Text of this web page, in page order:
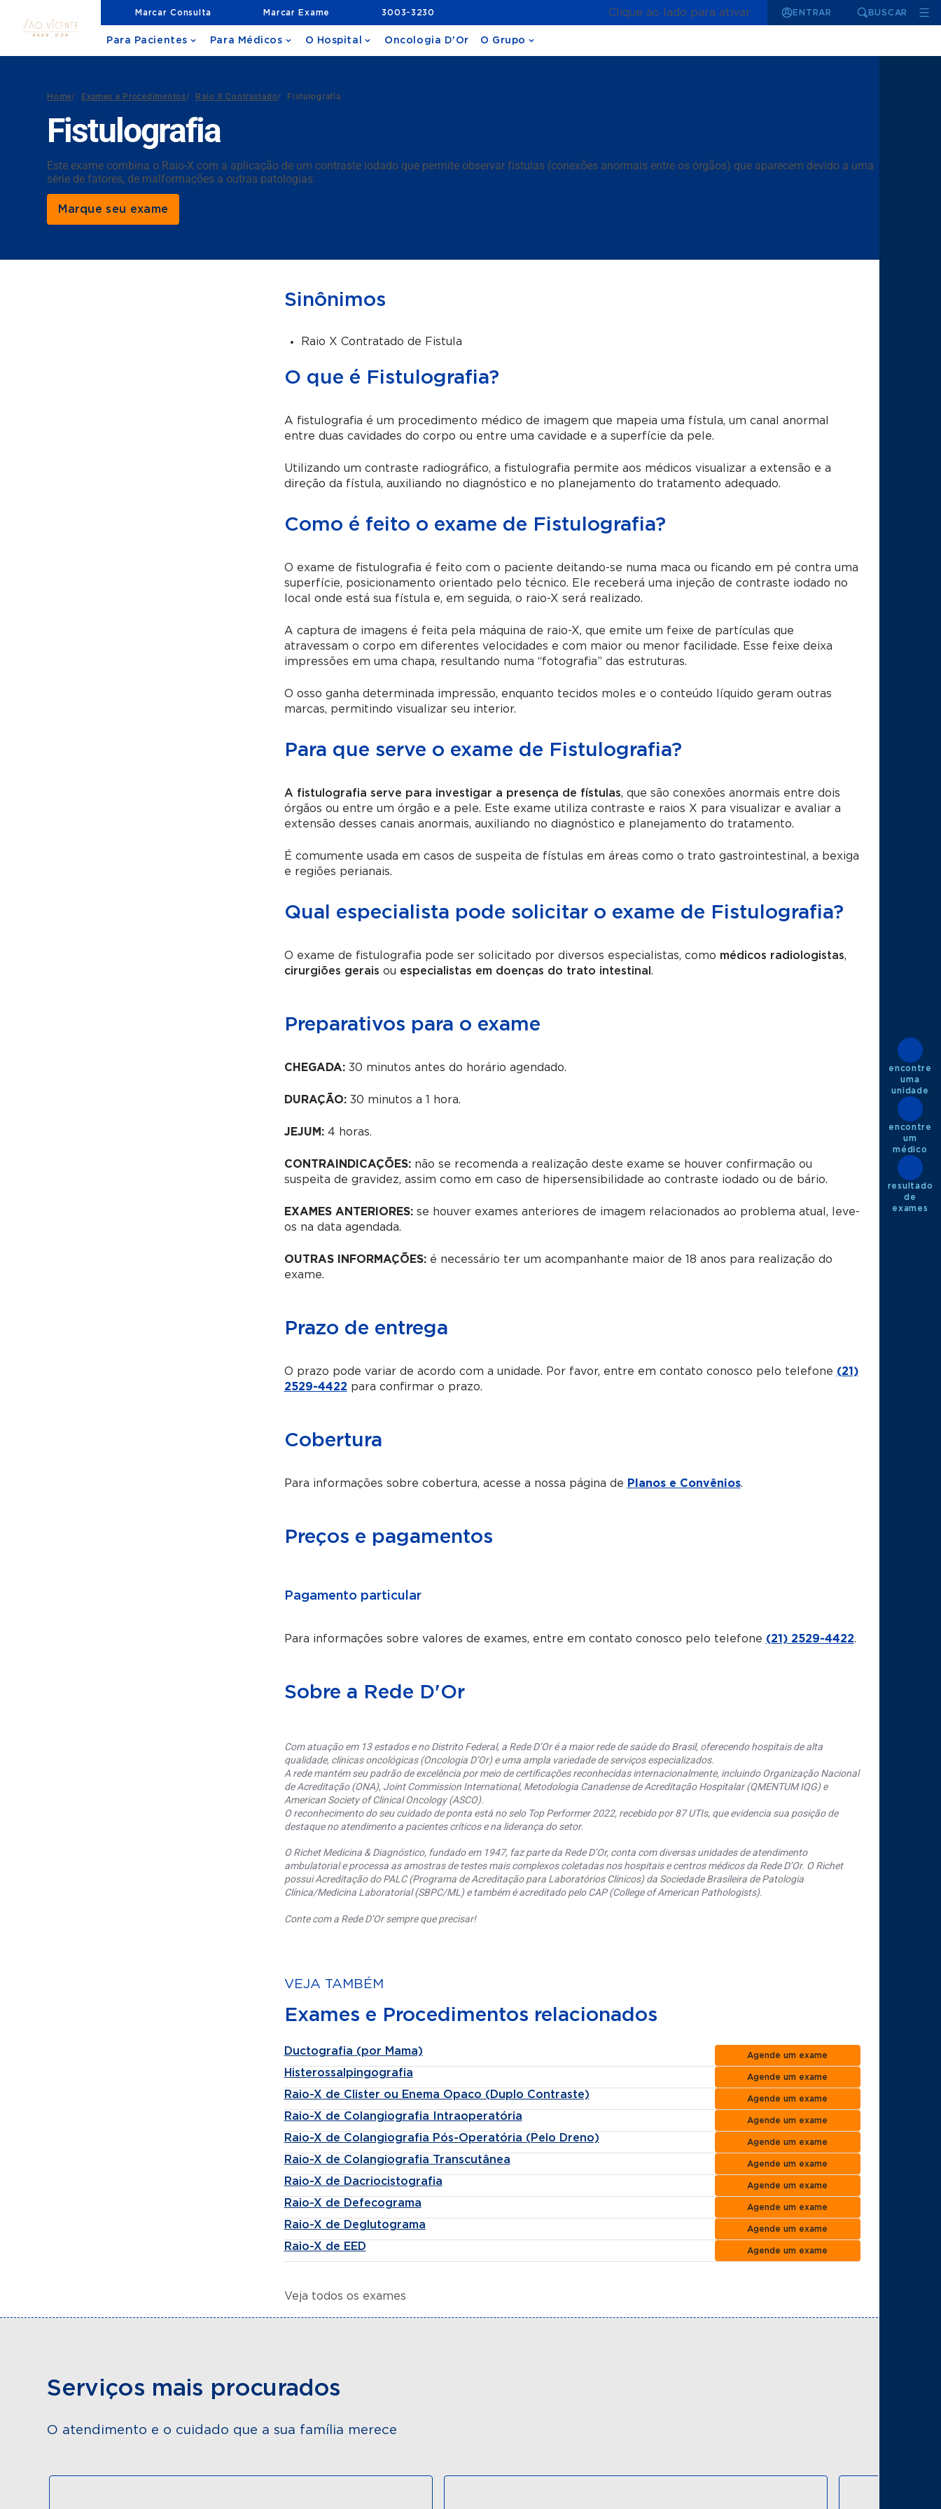
Marcar Consulta Marcar Exame 3003-3230 Clique ao lado para ativar ENTRAR BUSCAR
Para Pacientes Para Médicos O Hospital Oncologia D'Or O Grupo
Home/ Exames e Procedimentos/ Raio X Contrastado/ Fistulografia
Fistulografia
Este exame combina o Raio-X com a aplicação de um contraste iodado que permite observar fístulas (conexões anormais entre os órgãos) que aparecem devido a uma
série de fatores, de malformações a outras patologias.
Marque seu exame
Sinônimos
Raio X Contratado de Fistula
O que é Fistulografia?
A fistulografia é um procedimento médico de imagem que mapeia uma fístula, um canal anormal
entre duas cavidades do corpo ou entre uma cavidade e a superfície da pele.
Utilizando um contraste radiográfico, a fistulografia permite aos médicos visualizar a extensão e a
direção da fístula, auxiliando no diagnóstico e no planejamento do tratamento adequado.
Como é feito o exame de Fistulografia?
O exame de fistulografia é feito com o paciente deitando-se numa maca ou ficando em pé contra uma
superfície, posicionamento orientado pelo técnico. Ele receberá uma injeção de contraste iodado no
local onde está sua fístula e, em seguida, o raio-X será realizado.
A captura de imagens é feita pela máquina de raio-X, que emite um feixe de partículas que
atravessam o corpo em diferentes velocidades e com maior ou menor facilidade. Esse feixe deixa
impressões em uma chapa, resultando numa “fotografia” das estruturas.
O osso ganha determinada impressão, enquanto tecidos moles e o conteúdo líquido geram outras
marcas, permitindo visualizar seu interior.
Para que serve o exame de Fistulografia?
A fistulografia serve para investigar a presença de fístulas, que são conexões anormais entre dois
órgãos ou entre um órgão e a pele. Este exame utiliza contraste e raios X para visualizar e avaliar a
extensão desses canais anormais, auxiliando no diagnóstico e planejamento do tratamento.
É comumente usada em casos de suspeita de fístulas em áreas como o trato gastrointestinal, a bexiga
e regiões perianais.
Qual especialista pode solicitar o exame de Fistulografia?
O exame de fistulografia pode ser solicitado por diversos especialistas, como médicos radiologistas,
cirurgiões gerais ou especialistas em doenças do trato intestinal .
Preparativos para o exame
CHEGADA:30 minutos antes do horário agendado.
DURAÇÃO:30 minutos a 1 hora.
JEJUM:4 horas.
CONTRAINDICAÇÕES:não se recomenda a realização deste exame se houver confirmação ou
suspeita de gravidez, assim como em caso de hipersensibilidade ao contraste iodado ou de bário.
EXAMES ANTERIORES:se houver exames anteriores de imagem relacionados ao problema atual, leve-
os na data agendada.
OUTRAS INFORMAÇÕES:é necessário ter um acompanhante maior de 18 anos para realização do
exame.
Prazo de entrega
O prazo pode variar de acordo com a unidade. Por favor, entre em contato conosco pelo telefone (21)
2529-4422 para confirmar o prazo.
Cobertura
Para informações sobre cobertura, acesse a nossa página de Planos e Convênios.
Preços e pagamentos
Pagamento particular
Para informações sobre valores de exames, entre em contato conosco pelo telefone (21) 2529-4422.
Sobre a Rede D'Or
Com atuação em 13 estados e no Distrito Federal, a Rede D’Or é a maior rede de saúde do Brasil, oferecendo hospitais de alta
qualidade, clínicas oncológicas (Oncologia D’Or) e uma ampla variedade de serviços especializados.
A rede mantém seu padrão de excelência por meio de certificações reconhecidas internacionalmente, incluindo Organização Nacional
de Acreditação (ONA), Joint Commission International, Metodologia Canadense de Acreditação Hospitalar (QMENTUM IQG) e
American Society of Clinical Oncology (ASCO).
O reconhecimento do seu cuidado de ponta está no selo Top Performer 2022, recebido por 87 UTIs, que evidencia sua posição de
destaque no atendimento a pacientes críticos e na liderança do setor.
O Richet Medicina & Diagnóstico, fundado em 1947, faz parte da Rede D’Or, conta com diversas unidades de atendimento
ambulatorial e processa as amostras de testes mais complexos coletadas nos hospitais e centros médicos da Rede D’Or. O Richet
possui Acreditação do PALC (Programa de Acreditação para Laboratórios Clínicos) da Sociedade Brasileira de Patologia
Clínica/Medicina Laboratorial (SBPC/ML) e também é acreditado pelo CAP (College of American Pathologists).
Conte com a Rede D’Or sempre que precisar!
VEJA TAMBÉM
Exames e Procedimentos relacionados
Ductografia (por Mama) Agende um exame
Histerossalpingografia Agende um exame
Raio-X de Clister ou Enema Opaco (Duplo Contraste) Agende um exame
Raio-X de Colangiografia Intraoperatória Agende um exame
Raio-X de Colangiografia Pós-Operatória (Pelo Dreno) Agende um exame
Raio-X de Colangiografia Transcutânea Agende um exame
Raio-X de Dacriocistografia Agende um exame
Raio-X de Defecograma Agende um exame
Raio-X de Deglutograma Agende um exame
Raio-X de EED Agende um exame
Veja todos os exames
Serviços mais procurados
O atendimento e o cuidado que a sua família merece
encontre
uma
unidade
encontre
um
médico
resultado
de
exames